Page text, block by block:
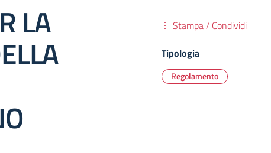
LA
Stampa / Condividi
Tipologia
Regolamento